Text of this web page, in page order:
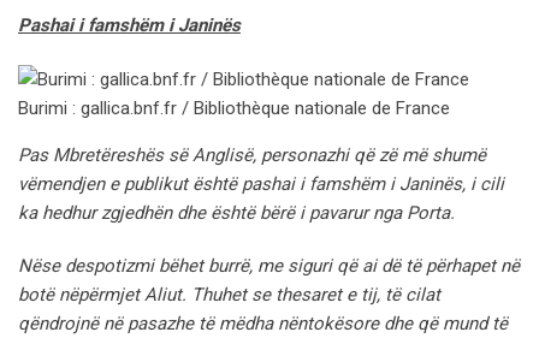
Pashai i famshëm i Janinës
Burimi : gallica.bnf.fr / Bibliothèque nationale de France
Pas Mbretëreshës së Anglisë, personazhi që zë më shumë
vëmendjen e publikut është pashai i famshëm i Janinës, i cili
ka hedhur zgjedhën dhe është bërë i pavarur nga Porta.
Nëse despotizmi bëhet burrë, me siguri që ai dë të përhapet në
botë nëpërmjet Aliut. Thuhet se thesaret e tij, të cilat
qëndrojnë në pasazhe të mëdha nëntokësore dhe që mund të